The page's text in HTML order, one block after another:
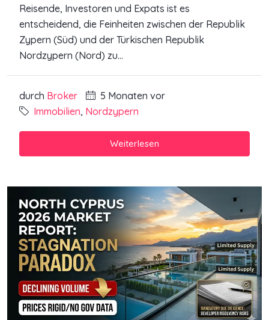
Reisende, Investoren und Expats ist es
entscheidend, die Feinheiten zwischen der Republik
Zypern (Süd) und der Türkischen Republik
Nordzypern (Nord) zu...
durch Broker
5 Monaten vor
Immobilien, Nordzypern
Weiterlesen